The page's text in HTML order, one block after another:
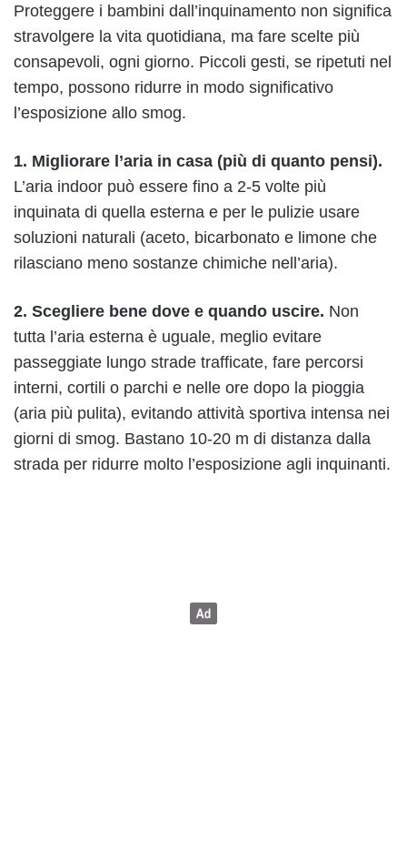
Proteggere i bambini dall’inquinamento non significa
stravolgere la vita quotidiana, ma fare scelte più
consapevoli, ogni giorno. Piccoli gesti, se ripetuti nel
tempo, possono ridurre in modo significativo
l’esposizione allo smog.
1. Migliorare l’aria in casa (più di quanto pensi).
L’aria indoor può essere fino a 2-5 volte più
inquinata di quella esterna e per le pulizie usare
soluzioni naturali (aceto, bicarbonato e limone che
rilasciano meno sostanze chimiche nell’aria).
2. Scegliere bene dove e quando uscire. Non
tutta l’aria esterna è uguale, meglio evitare
passeggiate lungo strade trafficate, fare percorsi
interni, cortili o parchi e nelle ore dopo la pioggia
(aria più pulita), evitando attività sportiva intensa nei
giorni di smog. Bastano 10-20 m di distanza dalla
strada per ridurre molto l’esposizione agli inquinanti.